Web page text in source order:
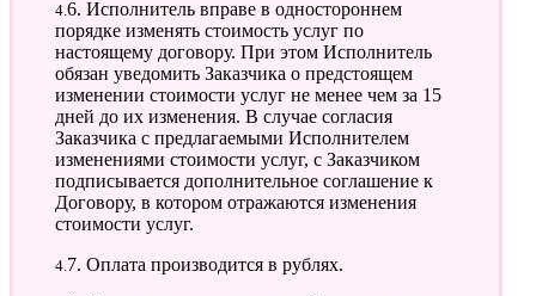
4.6. Исполнитель вправе в одностороннем
порядке изменять стоимость услуг по
настоящему договору. При этом Исполнитель
обязан уведомить Заказчика о предстоящем
изменении стоимости услуг не менее чем за 15
дней до их изменения. В случае согласия
Заказчика с предлагаемыми Исполнителем
изменениями стоимости услуг, с Заказчиком
подписывается дополнительное соглашение к
Договору, в котором отражаются изменения
стоимости услуг.
4.7. Оплата производится в рублях.